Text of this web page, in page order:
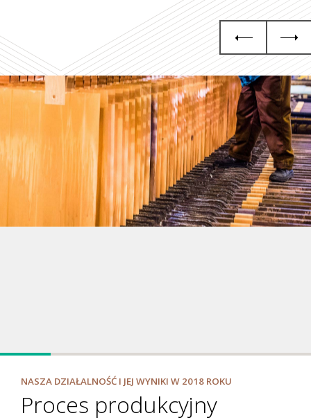
NASZA DZIAŁALNOŚĆ I JEJ WYNIKI W 2018 ROKU
Proces produkcyjny